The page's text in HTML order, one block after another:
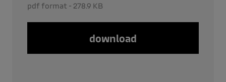
pdf format - 278.9 KB
download